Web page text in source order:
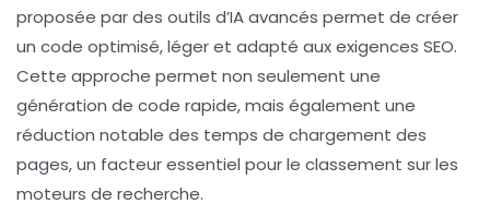
proposée par des outils d’IA avancés permet de créer
un code optimisé, léger et adapté aux exigences SEO.
Cette approche permet non seulement une
génération de code rapide, mais également une
réduction notable des temps de chargement des
pages, un facteur essentiel pour le classement sur les
moteurs de recherche.